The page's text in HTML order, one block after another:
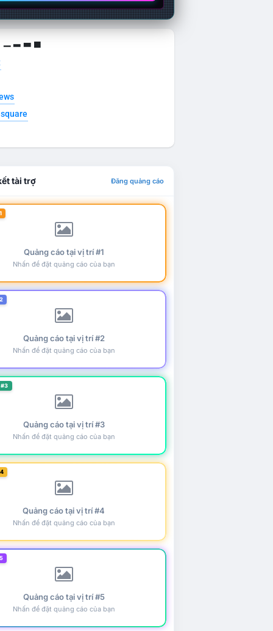
▁ ▂ ▃ ▄
tài trợ Đăng quảng cáo
Quảng cáo tại vị trí #1
Nhấn để đặt quảng cáo của bạn
Quảng cáo tại vị trí #2
Nhấn để đặt quảng cáo của bạn
Quảng cáo tại vị trí #3
Nhấn để đặt quảng cáo của bạn
Quảng cáo tại vị trí #4
Nhấn để đặt quảng cáo của bạn
Quảng cáo tại vị trí #5
Nhấn để đặt quảng cáo của bạn